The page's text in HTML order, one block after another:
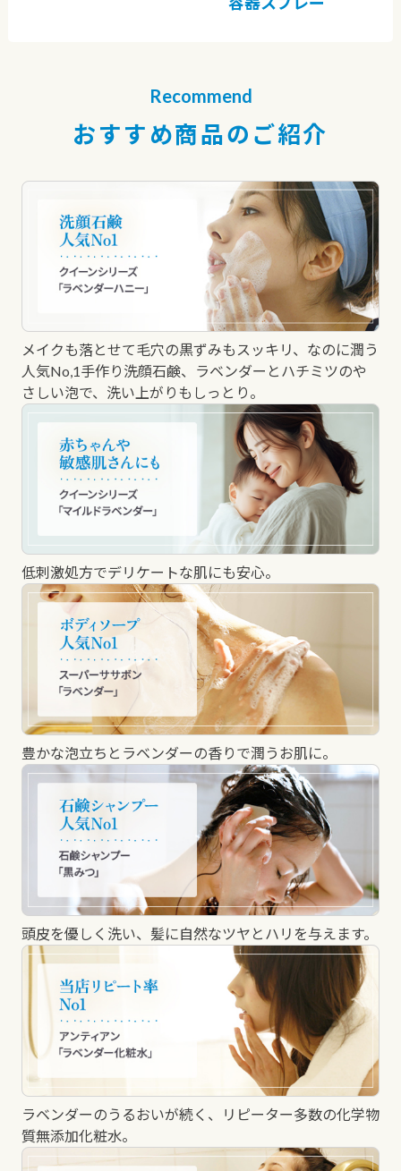
Recommend
おすすめ商品のご紹介
メイクも落とせて毛穴の黒ずみもスッキリ、なのに潤う
人気No,1手作り洗顔石鹸、ラベンダーとハチミツのや
さしい泡で、洗い上がりもしっとり。
低刺激処方でデリケートな肌にも安心。
豊かな泡立ちとラベンダーの香りで潤うお肌に。
頭皮を優しく洗い、髪に自然なツヤとハリを与えます。
ラベンダーのうるおいが続く、リピーター多数の化学物
質無添加化粧水。